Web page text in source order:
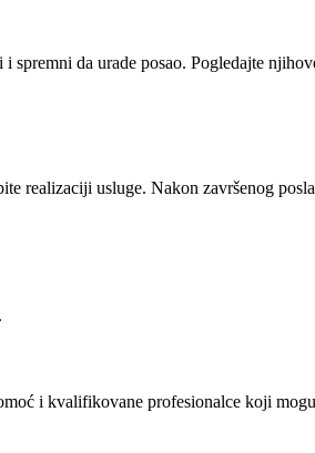
da urade posao. Pogledajte
realizaciji usluge. Nakon završenog
i kvalifikovane profesionalce koji